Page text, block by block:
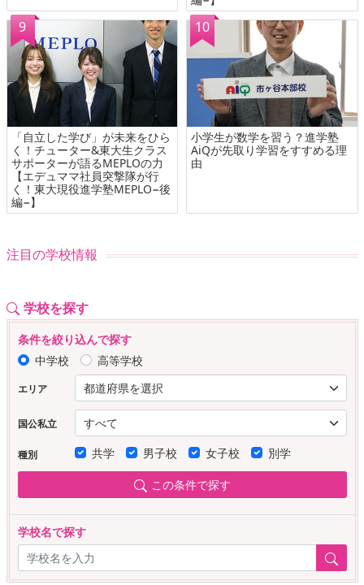
「自立した学び」が未来をひら
く！チューター&東大生クラス
サポーターが語るMEPLOの力
【エデュママ社員突撃隊が行
く！東大現役進学塾MEPLO−後
編−】
小学生が数学を習う？進学塾
AiQが先取り学習をすすめる理
由
注目の学校情報
学校を探す
条件を絞り込んで探す
中学校
高等学校
エリア
国公私立
種別 共学 男子校 女子校 別学
この条件で探す
学校名で探す